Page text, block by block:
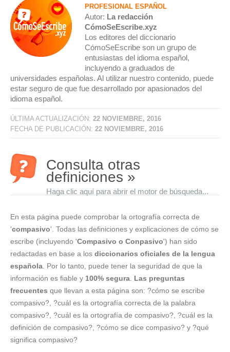
PROFESIONAL ESPAÑOL
Autor: La redacción
CómoSeEscribe.xyz
Los editores del diccionario
CómoSeEscribe son un grupo de
entusiastas del idioma español,
incluyendo a graduados de
universidades españolas. Al utilizar nuestro contenido, puede
estar seguro de que fue desarrollado por apasionados del
idioma español.
ÚLTIMA ACTUALIZACIÓN: 22 NOVIEMBRE, 2016
FECHA DE PUBLICACIÓN: 22 NOVIEMBRE, 2016
Consulta otras
definiciones »
Haga clic aquí para abrir el motor de búsqueda...
En esta página puede comprobar la ortografía correcta de
'compasivo'. Todas las definiciones y explicaciones de cómo se
escribe (incluyendo 'Compasivo o Conpasivo') han sido
redactadas en base a los diccionarios oficiales de la lengua
española . Por lo tanto, puede tener la seguridad de que la
información es fiable y 100% segura Las preguntas
frecuentes que llevan a esta página son: ?cómo se escribe
compasivo?, ?cuál es la ortografía correcta de la palabra
compasivo?, ?cuál es la ortografía de compasivo?, ?cuál es la
definición de compasivo?, ?cómo se dice compasivo? y ?qué
significa compasivo?